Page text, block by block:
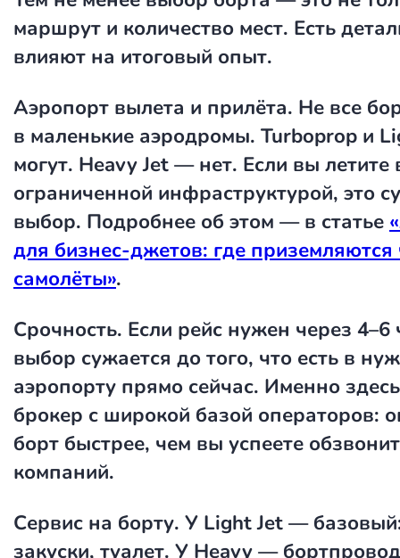
маршрут и количество мест. Есть
влияют на итоговый опыт.
Аэропорт вылета и прилёта. Не все
в маленькие аэродромы. Turboprop и
могут. Heavy Jet — нет. Если вы летите
ограниченной инфраструктурой, это
выбор. Подробнее об этом — в статье
для бизнес-джетов: где приземляются
самолёты».
Срочность. Если рейс нужен через
выбор сужается до того, что есть в
аэропорту прямо сейчас. Именно
брокер с широкой базой операторов:
борт быстрее, чем вы успеете
компаний.
Сервис на борту. У Light Jet —
закуски, туалет. У Heavy —